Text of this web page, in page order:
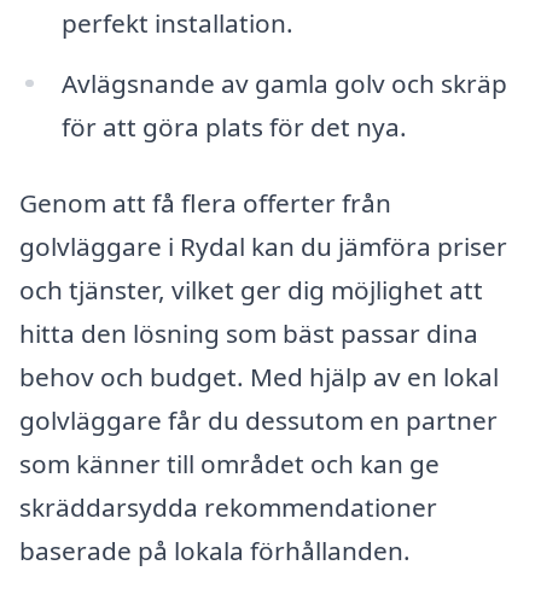
perfekt installation.
Avlägsnande av gamla golv och skräp
för att göra plats för det nya.
Genom att få flera offerter från
golvläggare i Rydal kan du jämföra priser
och tjänster, vilket ger dig möjlighet att
hitta den lösning som bäst passar dina
behov och budget. Med hjälp av en lokal
golvläggare får du dessutom en partner
som känner till området och kan ge
skräddarsydda rekommendationer
baserade på lokala förhållanden.